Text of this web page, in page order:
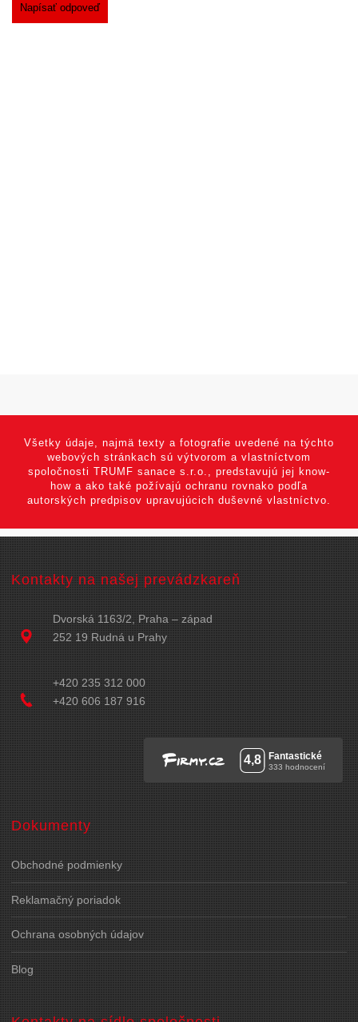
Všetky údaje, najmä texty a fotografie uvedené na týchto
webových stránkach sú výtvorom a vlastníctvom
spoločnosti TRUMF sanace s.r.o., predstavujú jej know-
how a ako také požívajú ochranu rovnako podľa
autorských predpisov upravujúcich duševné vlastníctvo.
Kontakty na našej prevádzkareň
Dvorská 1163/2, Praha – západ
252 19 Rudná u Prahy
+420 235 312 000
+420 606 187 916
Dokumenty
Obchodné podmienky
Reklamačný poriadok
Ochrana osobných údajov
Blog